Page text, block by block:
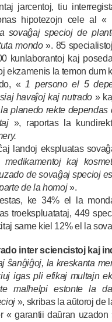
jarcentoj, tiu
hipotezojn cele al «
sovaĝaj specioj de
mondo». 85
kunlaborantoj kaj
ekzamenis la temon dum
« 1 persono el 5
havaĵoj kaj nutrado »
planedo rekte
», raportas la
landoj ekspluatas
kaj
de sovaĝaj specioj
de la homoj».
ke 34% el la
troekspluatataj, 449
same kiel 12% el la
inter sciencistoj kaj
ŝanĝiĝoj, la kreskanta
igas pli efikaj multajn
malhelpi estonte la
», skribas la aŭtoroj de
« garantii daŭran